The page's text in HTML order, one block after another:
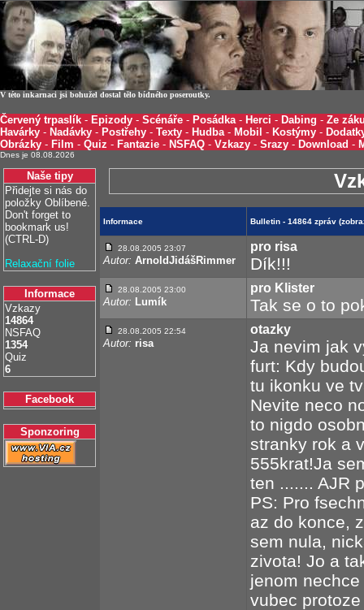
V této inkarnaci jsi bohužel dostal tělo bídného poseroutky.
Červený trpaslík - Epizody - Scénáře - Posádka- Herci - Dabing - Ze
Havárky - Nadávky - Postřehy - Texty - Hudba- Mobil - Kostýmy -
Obrázky - Film - Quiz - Fantazie - NSFAQ - Vzkazy - Srazy - Download -
Dnes je 08.08.2026
Naše tipy
Přidejte si nás do
položky Oblíbené.
Don't forget to
bookmark us!
(CTRL-D)
Relaxační folie
Informace
Vzkazy
14864
NSFAQ
1354
Quiz
6
Facebook
Sponzoring
Informace Bulletin - 14864 zpráv
28.08.2005 23:07
Autor: ArnoldJidášRimmer
pro risa
Dík!!!
28.08.2005 23:00
Autor: Lumík
pro Klister
Tak se o to
28.08.2005 22:54
Autor: risa
otazky
Ja nevim jak
furt: Kdy
tu ikonku ve
Nevite neco
to nigdo
stranky rok a
555krat!Ja
ten ....... AJR
PS: Pro
az do konce,
sem nula,
zivota! Jo a
jenom
vubec